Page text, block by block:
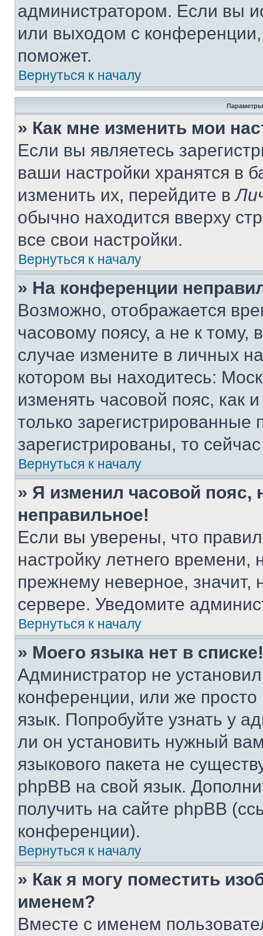
администратором. Если вы
или выходом с
поможет.
Вернуться к началу
Параметры
» Как мне изменить мои
Если вы являетесь
ваши настройки хранятся в
изменить их, перейдите в
обычно находится вверху
все свои настройки.
Вернуться к началу
» На конференции
Возможно, отображается
часовому поясу, а не к тому,
случае измените в личных
котором вы находитесь:
изменять часовой пояс, как
только
зарегистрированы, то
Вернуться к началу
» Я изменил часовой пояс,
неправильное!
Если вы уверены, что
настройку летнего
прежнему неверное, значит,
сервере. Уведомите
Вернуться к началу
» Моего языка нет в списке!
Администратор не
конференции, или же
язык. Попробуйте узнать у
ли он установить нужный
языкового пакета не
phpBB на свой язык.
получить на сайте phpBB
конференции).
Вернуться к началу
» Как я могу поместить
именем?
Вместе с именем